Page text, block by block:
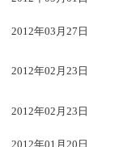
2012年03月27日
2012年02月23日
2012年02月23日
2012年01月20日